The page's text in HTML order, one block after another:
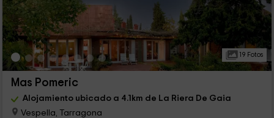
19 Fotos
Mas Pomeric
Alojamiento ubicado a 4.1km de La Riera De Gaia
Vespella, Tarragona